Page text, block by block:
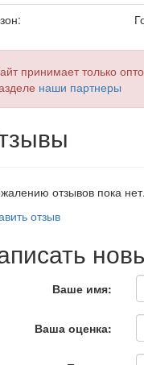
принимает только
наши партнеры
отзывов пока
отзыв
Ваше имя:
Ваша оценка: